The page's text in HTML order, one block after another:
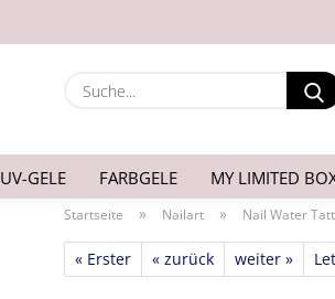
UV-GELE FARBGELE MY LIMITED
Startseite » Nailart » Nail Water
« Erster « zurück weiter »